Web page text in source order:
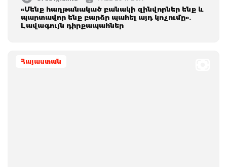
«Մենք հաղթանակած բանակի զինվորներ ենք և
պարտավոր ենք բարձր պահել այդ կոչումը».
Լավագույն դիրքապահներ
Հայաստան